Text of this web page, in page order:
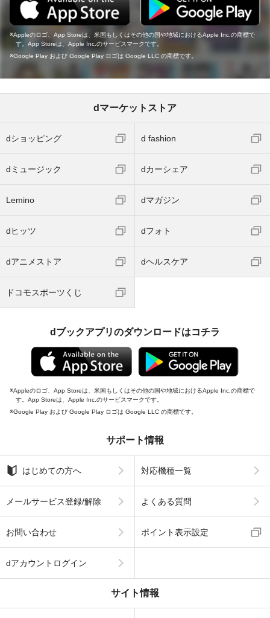
Appleのロゴ、App Storeは、米国もしくはその他の国や地域におけるApple Inc.の商標で
す。App Storeは、Apple Inc.のサービスマークです。
Google Play および Google Play ロゴは Google LLC の商標です。
dマーケットストア
dショッピング d fashion
dミュージック dカーシェア
Lemino dマガジン
dヒッツ dフォト
dアニメストア dヘルスケア
ドコモスポーツくじ
dブックアプリのダウンロードはコチラ
Appleのロゴ、App Storeは、米国もしくはその他の国や地域におけるApple Inc.の商標で
す。App Storeは、Apple Inc.のサービスマークです。
Google Play および Google Play ロゴは Google LLC の商標です。
サポート情報
はじめての方へ 対応機種一覧
メールサービス登録/解除 よくある質問
お問い合わせ ポイント表示設定
dアカウントログイン
サイト情報